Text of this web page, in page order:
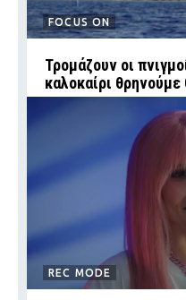
FOCUS ON
Τρομάζουν οι
καλοκαίρι
REC MODE